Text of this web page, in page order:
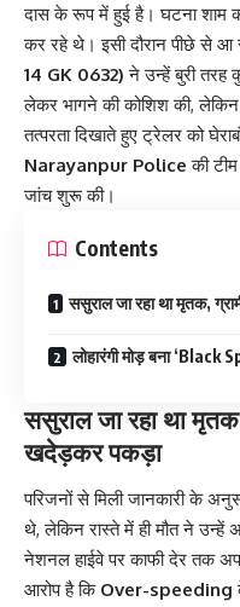
दास के रूप में हुई है। घटना शाम
कर रहे थे। इसी दौरान पीछे से आ
14 GK 0632) ने उन्हें बुरी तरह
लेकर भागने की कोशिश की, लेकिन
तत्परता दिखाते हुए ट्रेलर को
Narayanpur Police की
जांच शुरू की।
Contents
ससुराल जा रहा था मृतक,
लोहारंगी मोड़ बना ‘Black
ससुराल जा रहा था
खदेड़कर पकड़ा
परिजनों से मिली जानकारी के
थे, लेकिन रास्ते में ही मौत ने उन्हें
नेशनल हाईवे पर काफी देर तक
आरोप है कि Over-speeding